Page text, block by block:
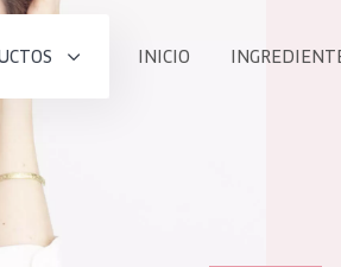
INICIO